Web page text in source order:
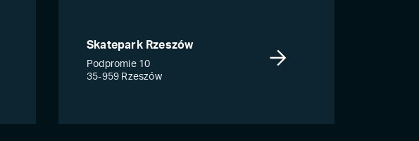
Skatepark Rzeszów
Podpromie 10
35-959 Rzeszów